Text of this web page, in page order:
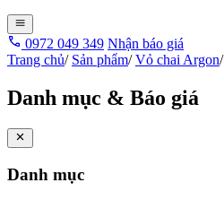
0972 049 349 Nhận báo giá
Trang chủ/ Sản phẩm/ Vỏ chai Argon/
Danh mục & Báo giá
Danh mục